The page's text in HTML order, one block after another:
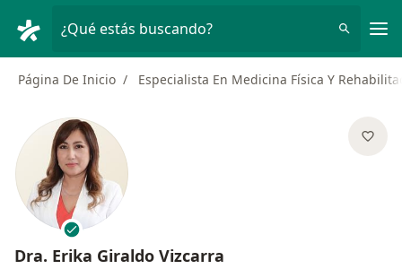
¿Qué estás buscando?
Página De Inicio Especialista En Medicina Física Y
Dra. Erika Giraldo Vizcarra